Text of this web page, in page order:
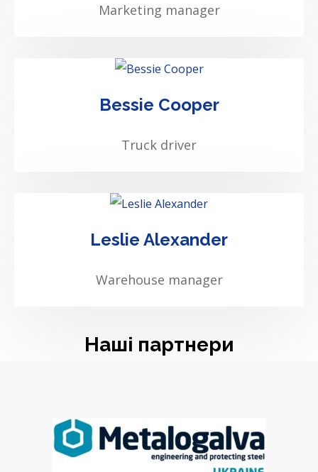
Marketing manager
Bessie Cooper
Truck driver
Leslie Alexander
Warehouse manager
Наші партнери